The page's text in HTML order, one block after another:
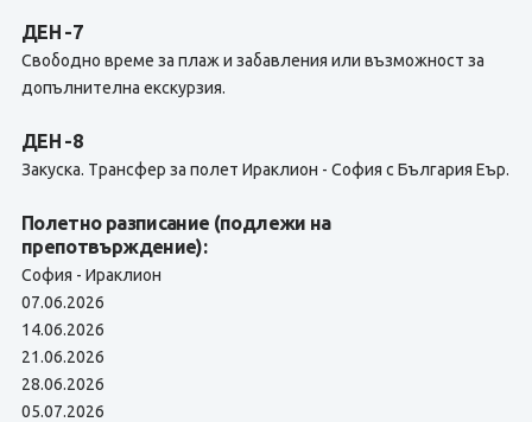
ДЕН -7
Свободно време за плаж и забавления или възможност за
допълнителна екскурзия.
ДЕН -8
Закуска. Tрансфер за полет Ираклион - София с България Еър.
Полетно разписание (подлежи на
препотвърждение):
София - Ираклион
07.06.2026
14.06.2026
21.06.2026
28.06.2026
05.07.2026